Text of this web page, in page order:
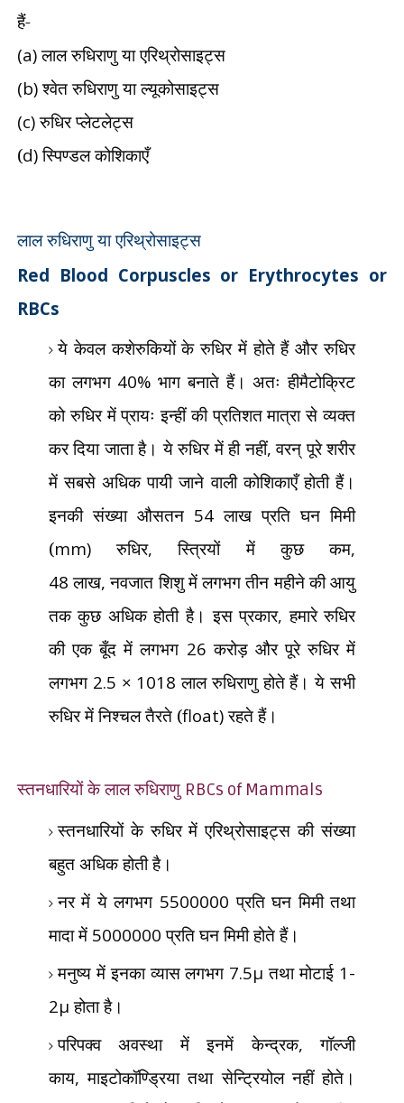
हैं-
(a)लाल रुधिराणु या एरिथ्रोसाइट्स
(b)श्वेत रुधिराणु या ल्यूकोसाइट्स
(c)रुधिर प्लेटलेट्स
(d)स्पिण्डल कोशिकाएँ
लाल रुधिराणु या एरिथ्रोसाइट्स
Red Blood Corpuscles or Erythrocytes or
RBCs
ये केवल कशेरुकियों के रुधिर में होते हैं और रुधिर
का लगभग 40% भाग बनाते हैं। अतः हीमैटोक्रिट
को रुधिर में प्रायः इन्हीं की प्रतिशत मात्रा से व्यक्त
कर दिया जाता है। ये रुधिर में ही नहीं,वरन् पूरे शरीर
में सबसे अधिक पायी जाने वाली कोशिकाएँ होती हैं।
इनकी संख्या औसतन 54 लाख प्रति घन मिमी
(mm)रुधिर,स्त्रियों में कुछ कम,
48 लाख,नवजात शिशु में लगभग तीन महीने की आयु
तक कुछ अधिक होती है। इस प्रकार,हमारे रुधिर
की एक बूँद में लगभग 26 करोड़ और पूरे रुधिर में
लगभग 2.5 × 1018 लाल रुधिराणु होते हैं। ये सभी
रुधिर में निश्चल तैरते (float)रहते हैं।
स्तनधारियों के लाल रुधिराणु RBCs of Mammals
स्तनधारियों के रुधिर में एरिथ्रोसाइट्स की संख्या
बहुत अधिक होती है।
नर में ये लगभग 5500000 प्रति घन मिमी तथा
मादा में 5000000 प्रति घनमिमी होते हैं।
मनुष्य में इनका व्यास लगभग 7.5µतथा मोटाई 1-
2µहोता है।
परिपक्व अवस्था में इनमें केन्द्रक,गॉल्जी
काय,माइटोकॉण्ड्रिया तथा सेन्ट्रियोलनहीं होते।